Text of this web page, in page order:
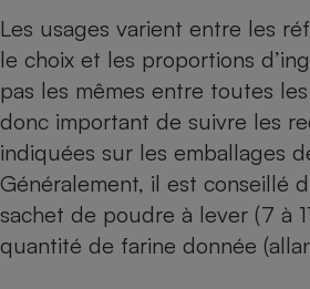
Les usages varient entre les
le choix et les proportions
pas les mêmes entre toutes
donc important de suivre les
indiquées sur les emballages
Généralement, il est conseillé
sachet de poudre à lever (7 à
quantité de farine donnée